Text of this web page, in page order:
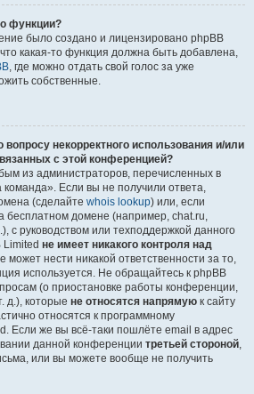
функции?
было создано и лицензировано phpBB
какая-то функция должна быть добавлена,
, где можно отдать свой голос за уже
собственные.
некорректного использования и/или
с этой конференцией?
из администраторов, перечисленных в
Если вы не получили ответа,
(сделайте whois lookup) или, если
бесплатном домене (например, chat.ru,
с руководством или техподдержкой данного
Limited не имеет никакого контроля над
может нести никакой ответственности за то,
используется. Не обращайтесь к phpBB
(о приостановке работы конференции,
д.), которые не относятся напрямую к сайту
относятся к программному
Если же вы всё-таки пошлёте email в адрес
данной конференции третьей стороной,
или вы можете вообще не получить